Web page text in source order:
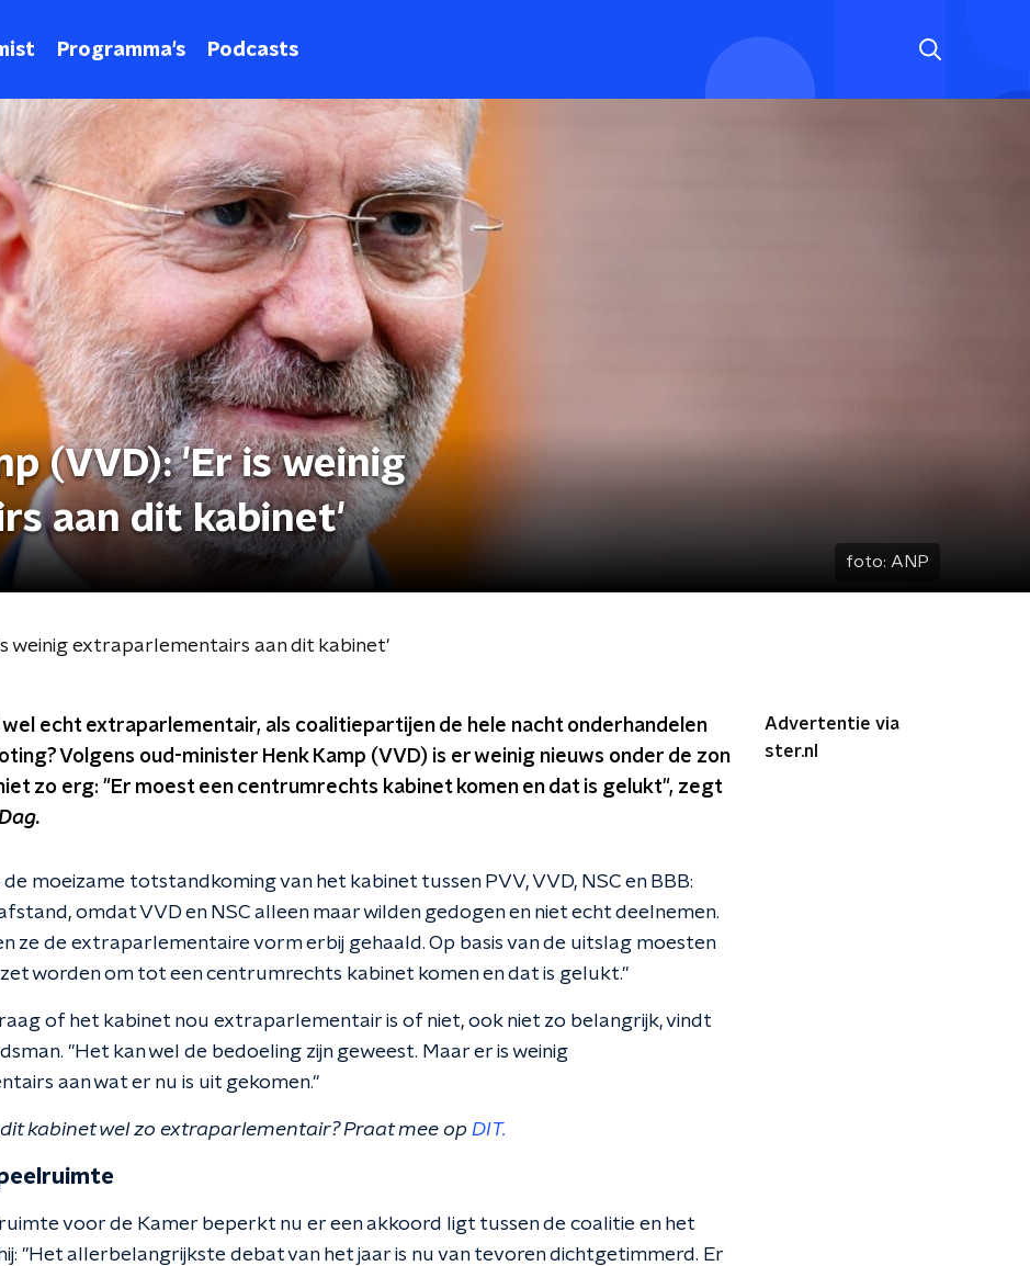
Programma's Podcasts
(VVD): 'Er is weinig
aan dit kabinet'
foto: ANP
weinig extraparlementairs aan dit kabinet'
wel echt extraparlementair, als coalitiepartijen de hele nacht onderhandelen
Volgens oud-minister Henk Kamp (VVD) is er weinig nieuws onder de zon
zo erg: "Er moest een centrumrechts kabinet komen en dat is gelukt", zegt
de moeizame totstandkoming van het kabinet tussen PVV, VVD, NSC en BBB:
omdat VVD en NSC alleen maar wilden gedogen en niet echt deelnemen.
ze de extraparlementaire vorm erbij gehaald. Op basis van de uitslag moesten
worden om tot een centrumrechts kabinet komen en dat is gelukt."
of het kabinet nou extraparlementair is of niet, ook niet zo belangrijk, vindt
"Het kan wel de bedoeling zijn geweest. Maar er is weinig
aan wat er nu is uit gekomen."
dit kabinet wel zo extraparlementair? Praat mee op DIT.
voor de Kamer beperkt nu er een akkoord ligt tussen de coalitie en het
"Het allerbelangrijkste debat van het jaar is nu van tevoren dichtgetimmerd. Er
Advertentie via
ster.nl